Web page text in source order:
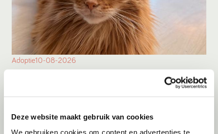
Deze website maakt gebruik van cookies
We gebruiken cookies om content en advertenties te
Adoptie10-08-2026